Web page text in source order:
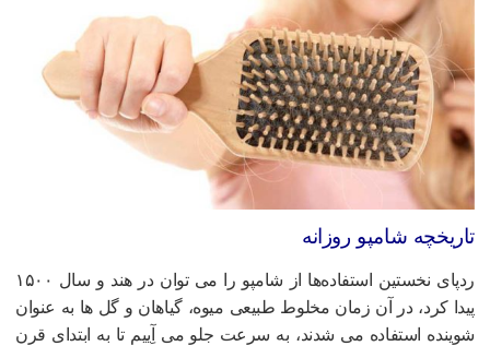
شامپو روزانه
ردپای نخستین استفاده‌ها از شامپو را می توان در هند و سال ۱۵۰۰
کرد، در آن زمان مخلوط طبیعی میوه، گیاهان و گل ها به عنوان
استفاده می شدند، به سرعت جلو می آِییم تا به ابتدای قرن